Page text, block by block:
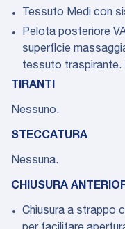
Tessuto Medi con
Pelota posteriore
superficie
tessuto traspirante.
TIRANTI
Nessuno.
STECCATURA
Nessuna.
CHIUSURA
Chiusura a strappo